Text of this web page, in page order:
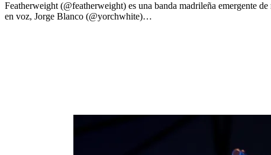
Featherweight (@featherweight) es una banda madrileña emergente
en voz, Jorge Blanco (@yorchwhite)…